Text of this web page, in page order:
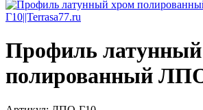
Профиль
полированный